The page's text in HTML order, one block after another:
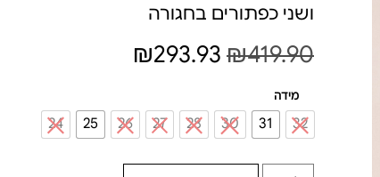
ושני כפתורים בחגורה
₪419.90
₪293.93
מידה
32
31
30
28
27
26
25
24